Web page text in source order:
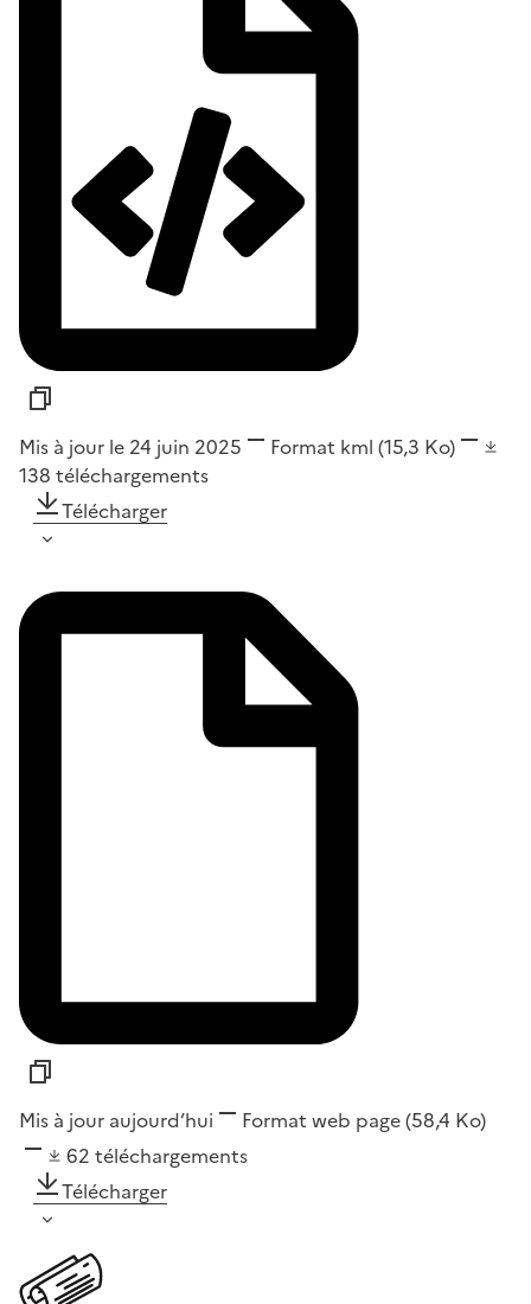
Mis à jour le 24 juin 2025 Format kml (15,3 Ko)
138 téléchargements
Télécharger
Mis à jour aujourd’hui Format web page(58,4 Ko)
62 téléchargements
Télécharger